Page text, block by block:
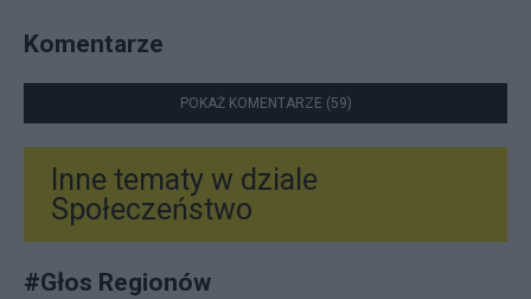
Komentarze
POKAŻ KOMENTARZE (59)
Inne tematy w dziale
Społeczeństwo
#Głos Regionów